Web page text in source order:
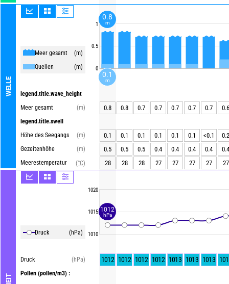
WELLE
Meer gesamt
(m)
Quellen
(m)
legend.title.wave_height
Meer gesamt
(m)
legend.title.swell
Höhe des Seegangs
(m)
Gezeitenhöhe
(m)
Meerestemperatur
(°C)
Druck (hPa)
Druck
(hPa)
Pollen (pollen/m3) :
1
0.5
0
1020
1015
1010
0.8 0.8 0.7 0.7 0.7 0.7 0.7 0.6
0.1 0.1 0.1 0.1 0.1 0.1 <0.1
0.2
0.5
0.5 0.5 0.4 0.4 0.4 0.4
0.4
28
28 28 27 27 27 27 27
1012 1012 1012 1012 1013 1013 1013
0.1
m
0.8
m
1012
hPa